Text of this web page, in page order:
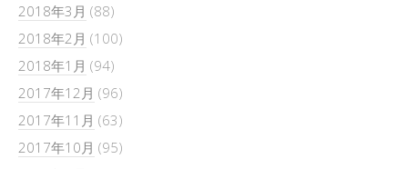
2018年3月 (88)
2018年2月 (100)
2018年1月 (94)
2017年12月 (96)
2017年11月 (63)
2017年10月 (95)